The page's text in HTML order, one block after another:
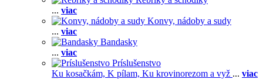
... viac
Konvy, nádoby a sudy
... viac
Bandasky
... viac
Príslušenstvo
Ku kosačkám, K pílam, Ku krovinorezom a vyž ... viac